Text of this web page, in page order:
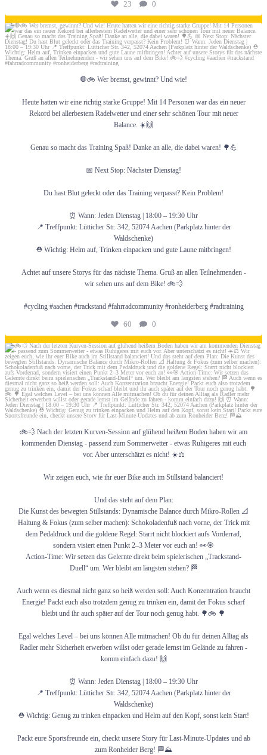
KiJuZe
Sponsoren und Kooperationen
Spenden
Partner
Social Media
Galerie
23 0
Juni 30
🛑🚲 Wer bremst, gewinnt? Und wie!
Heute hatten wir eine richtig starke Gruppe! Mit 14 Personen war das ein neuer
Rekord bei allerbestem Radelwetter und einer sehr schönen Tour mit neuer
Balance. ☀️🙌
Genau so macht das Training Spaß! Danke an alle, die dabei waren! 🌳💪
📅 Next Stop: Nächster Dienstag!
Du hast Blut geleckt oder das Training verpasst? Kein Problem!
⏰ Wann: Jeden Dienstag | 18:00 – 19:30 Uhr
📍 Treffpunkt: Lütticher Str. 342, 52074 Aachen (Parkplatz hinter der
Waldschenke)
⛑️ Wichtig: Helm auf, Trinken einpacken und gute Laune mitbringen!
Achtet auf unsere Storys für das nächste Thema. Gruß an allen Teilnehmenden -
wir sehen uns auf dem Bike! 🚲💨
#cycling #aachen #trackstand #fahrradcommunity #ronheiderberg #radtraining
60 0
Juni 27
🚲💨 Nach der letzten Kurven-Session auf glühend heißem Boden haben wir am
kommenden Dienstag - passend zum Sommerwetter - etwas Ruhigeres mit euch
vor. Aber unterschätzt es nicht! ☀️⚖️
Wir zeigen euch, wie ihr euer Bike auch im Stillstand balanciert!
Und das steht auf dem Plan:
Die Kunst des bewegten Stillstands: Dynamische Balance durch Mikro-Rollen 📐
Haltung & Fokus (zum selber machen): Schokoladenfuß nach vorne, der Trick mit
dem Pedaldruck und die goldene Regel: Starrt nicht blockiert aufs Vorderrad,
sondern visiert einen Punkt 2–3 Meter vor euch an! 👀🎯
Action-Time: Wir setzen das Gelernte direkt beim spielerischen „Trackstand-
Duell“ um. Wer bleibt am längsten stehen? 🏁
Auch wenn es diesmal nicht ganz so heiß werden soll: Auch Konzentration braucht
Energie! Packt euch also trotzdem genug zu trinken ein, damit der Fokus scharf
bleibt und ihr auch später auf der Tour noch genug habt. 🌳🚲 🌳
Egal welches Level – bei uns können Alle mitmachen! Ob du für deinen Alltag als
Radler mehr Sicherheit erwerben willst oder gerade lernst im Gelände zu fahren -
komm einfach dazu! 🙌
⏰ Wann: Jeden Dienstag | 18:00 – 19:30 Uhr
📍 Treffpunkt: Lütticher Str. 342, 52074 Aachen (Parkplatz hinter der
Waldschenke)
⛑️ Wichtig: Genug zu trinken einpacken und Helm auf den Kopf, sonst kein Start!
Packt eure Sportsfreunde ein, checkt unsere Story für Last-Minute-Updates und ab
zum Ronheider Berg! 🏁⛰️